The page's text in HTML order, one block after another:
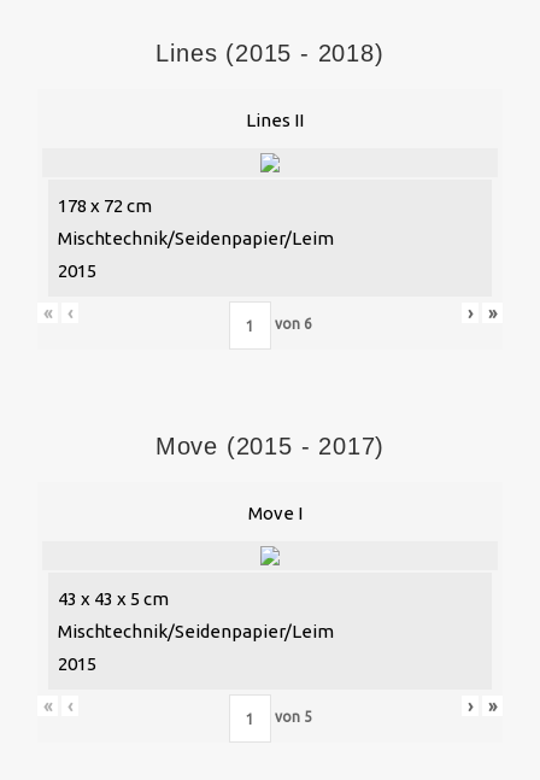
Lines (2015 - 2018)
Lines II
178 x 72 cm
Mischtechnik/Seidenpapier/Leim
2015
« ‹
von 6
› »
Move (2015 - 2017)
Move I
43 x 43 x 5 cm
Mischtechnik/Seidenpapier/Leim
2015
« ‹
von 5
› »